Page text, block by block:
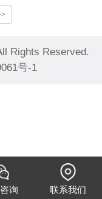
Rights Reserved.
号-1
询 联系我们